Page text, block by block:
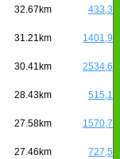
32.67km 433,3
31.21km 1401,9
30.41km 2534,6
28.43km 515,1
27.58km 1570,7
27.46km 727,5